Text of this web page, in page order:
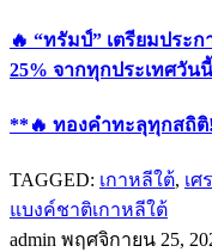
🔥 “ทรัมป์” เตรียมประ
25% จากทุกประเทศวัน
**🔥 ทองคำทะลุทุกสถิติ
TAGGED: เกาหลีใต้, เศ
แบงค์ชาติเกาหลีใต้
admin พฤศจิกายน 25,